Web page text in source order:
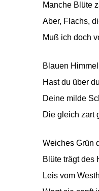
Manche Blüte
Aber, Flachs,
Muß ich doch
Blauen
Hast du über
Deine milde
Die gleich zart
Weiches Grün
Blüte trägt des
Leis vom